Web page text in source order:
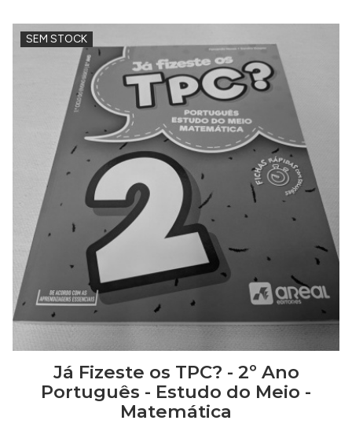
SEM STOCK
Já Fizeste os TPC? - 2º Ano
Português - Estudo do Meio -
Matemática